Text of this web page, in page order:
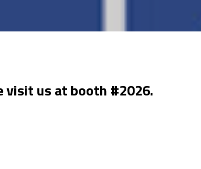
visit us at booth #2026.